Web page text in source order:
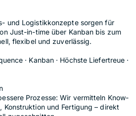
und Logistikkonzepte sorgen für
Just-in-time über Kanban bis zum
flexibel und zuverlässig.
· Kanban · Höchste Liefertreue ·
Prozesse: Wir vermitteln Know-
Konstruktion und Fertigung – direkt